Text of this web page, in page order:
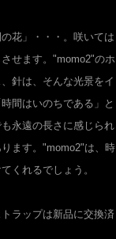
花」・・・。咲いては
せます。"momo2"のホ
針は、そんな光景をイ
間はいのちである」と
永遠の長さに感じられ
ます。"momo2"は、時
くれるでしょう。
ラップは新品に交換済